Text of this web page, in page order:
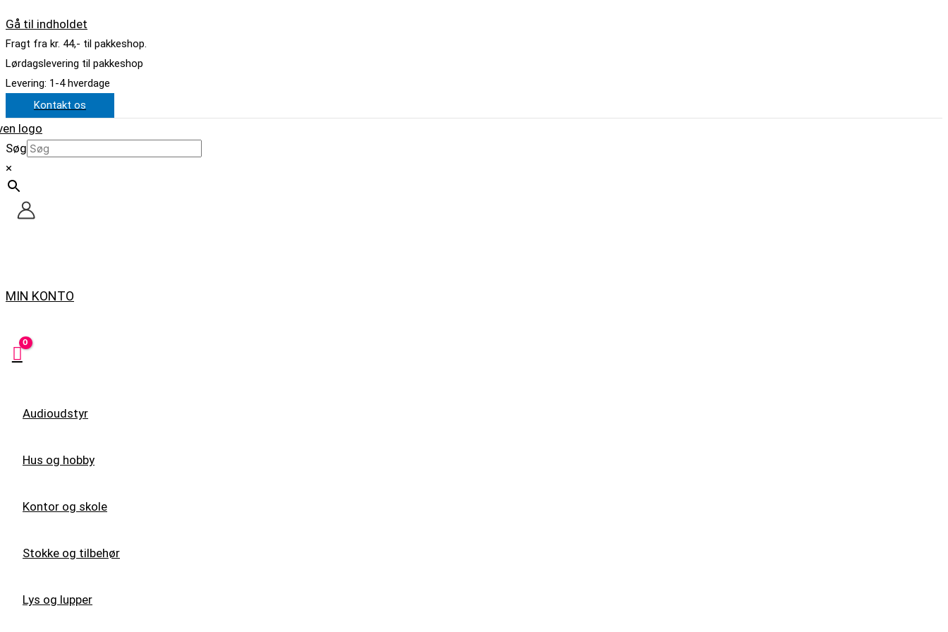
Gå til indholdet
Fragt fra kr. 44,- til pakkeshop.
Lørdagslevering til pakkeshop
Levering: 1-4 hverdage
Kontakt os
Søg
×
MIN KONTO
Audioudstyr
Hus og hobby
Kontor og skole
Stokke og tilbehør
Lys og lupper